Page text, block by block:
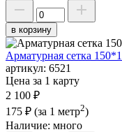
в корзину
Арматурная сетка
артикул: 6521
Цена за 1 карту
2 100 ₽
175 ₽ (за 1 метр2)
Наличие: много